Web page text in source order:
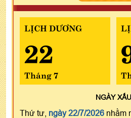
LỊCH DƯƠNG
22
Tháng 7
NGÀYXẤU
Thứ tư, ngày 22/7/2026 nhằm